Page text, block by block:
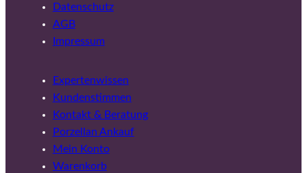
Datenschutz
AGB
Impressum
Expertenwissen
Kundenstimmen
Kontakt & Beratung
Porzellan Ankauf
Mein Konto
Warenkorb